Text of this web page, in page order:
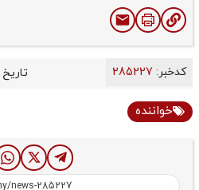
کدخبر: تاریخ
خواننده